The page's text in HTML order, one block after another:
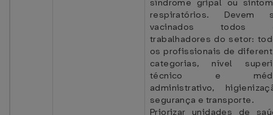
síndrome gripal ou
respiratórios. Devem
vacinados todos
trabalhadores do setor:
os profissionais de
categorias, nível
técnico e
administrativo,
segurança e transporte.
Priorizar unidades de